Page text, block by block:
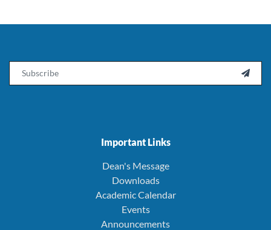

Important Links
Dean's Message
Downloads
Academic Calendar
Events
Announcements